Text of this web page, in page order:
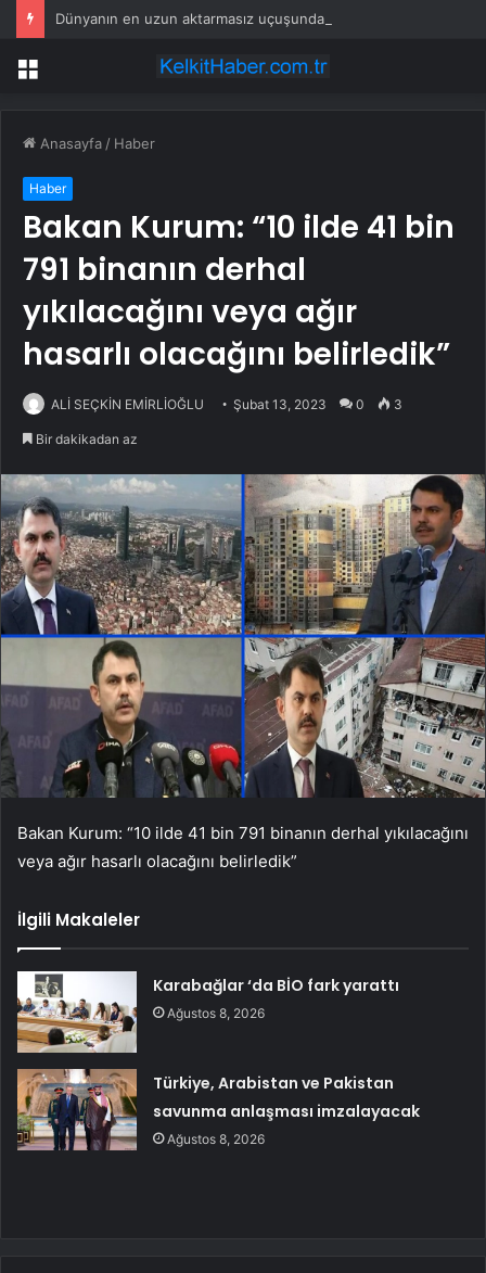
Menü
Anasayfa / Haber
Haber
Bakan Kurum: “10 ilde 41 bin
791 binanın derhal
yıkılacağını veya ağır
hasarlı olacağını belirledik”
ALİ SEÇKİN EMİRLİOĞLU Şubat 13, 2023 0 3
Bir dakikadan az
Bakan Kurum: “10 ilde 41 bin 791 binanın derhal yıkılacağını
veya ağır hasarlı olacağını belirledik”
İlgili Makaleler
Karabağlar ‘da BİO fark yarattı
Ağustos 8, 2026
Türkiye, Arabistan ve Pakistan
savunma anlaşması imzalayacak
Ağustos 8, 2026